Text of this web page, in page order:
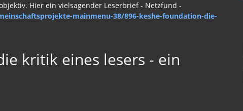
Hier ein vielsagender Leserbrief - Netzfund -
mainmenu-38/896-keshe-foundation-die-
kritik eines lesers - ein